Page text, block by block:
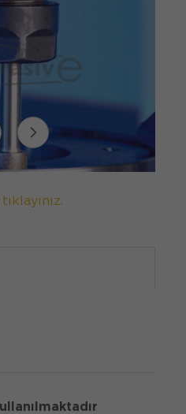
tıklayınız.